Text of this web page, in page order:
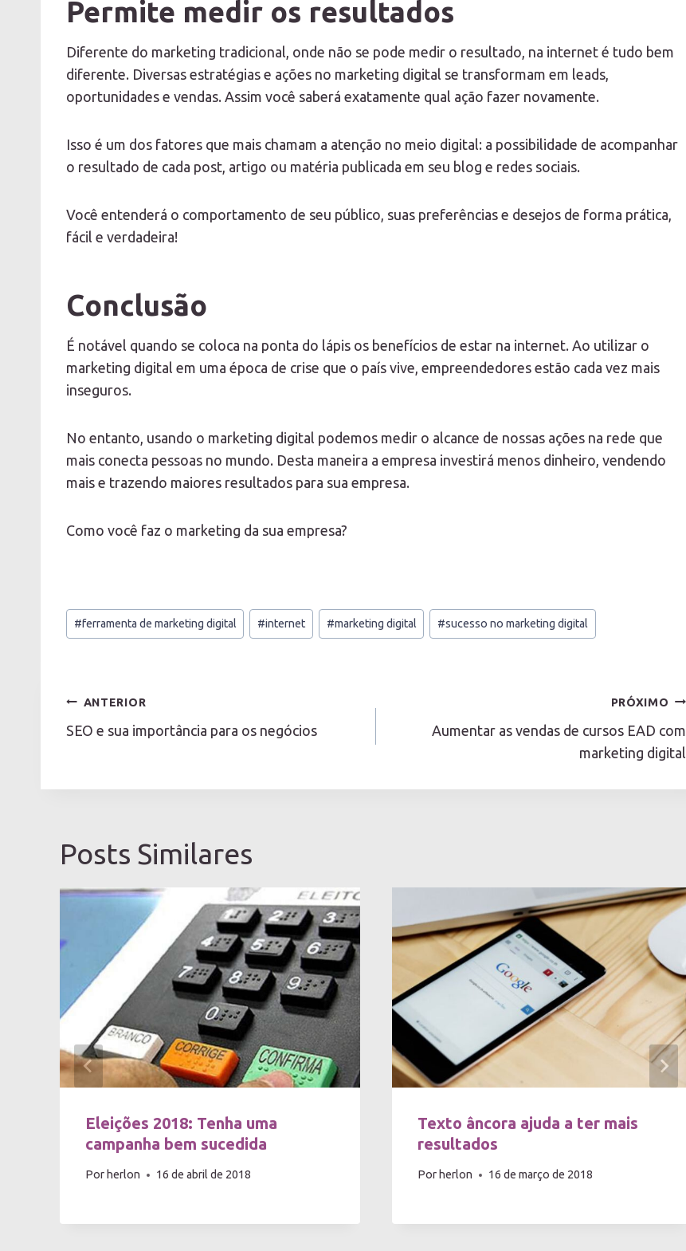
Permite medir os resultados
Diferente do marketing tradicional, onde não se pode medir o resultado, na internet é tudo bem
diferente. Diversas estratégias e ações no marketing digital se transformam em leads,
oportunidades e vendas. Assim você saberá exatamente qual ação fazer novamente.
Isso é um dos fatores que mais chamam a atenção no meio digital: a possibilidade de acompanhar
o resultado de cada post, artigo ou matéria publicada em seu blog e redes sociais.
Você entenderá o comportamento de seu público, suas preferências e desejos de forma prática,
fácil e verdadeira!
Conclusão
É notável quando se coloca na ponta do lápis os benefícios de estar na internet. Ao utilizar o
marketing digital em uma época de crise que o país vive, empreendedores estão cada vez mais
inseguros.
No entanto, usando o marketing digital podemos medir o alcance de nossas ações na rede que
mais conecta pessoas no mundo. Desta maneira a empresa investirá menos dinheiro, vendendo
mais e trazendo maiores resultados para sua empresa.
Como você faz o marketing da sua empresa?
Tags
do
#ferramenta de marketing digital #internet #marketing digital #sucesso no marketing digital
Navegação
de
ANTERIOR
SEO e sua importância para os negócios
PRÓXIMO
Aumentar as vendas de cursos EAD com
marketing digital
Posts Similares
Eleições 2018: Tenha uma
campanha bem sucedida
Por herlon 16 de abril de 2018
Texto âncora ajuda a ter mais
resultados
Por herlon 16 de março de 2018